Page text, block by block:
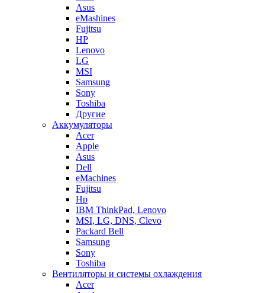
Asus
eMashines
Fujitsu
HP
Lenovo
LG
MSI
Samsung
Sony
Toshiba
Другие
Аккумуляторы
Acer
Apple
Asus
Dell
eMachines
Fujitsu
Hp
IBM ThinkPad, Lenovo
MSI, LG, DNS, Clevo
Packard Bell
Samsung
Sony
Toshiba
Вентиляторы и системы охлаждения
Acer